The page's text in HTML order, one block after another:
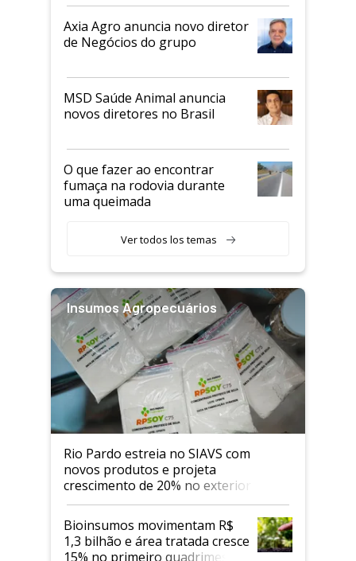
Axia Agro anuncia novo diretor
de Negócios do grupo
MSD Saúde Animal anuncia
novos diretores no Brasil
O que fazer ao encontrar
fumaça na rodovia durante
uma queimada
Ver todos los temas
Insumos Agropecuários
Rio Pardo estreia no SIAVS com
novos produtos e projeta
crescimento de 20% no exterior
Bioinsumos movimentam R$
1,3 bilhão e área tratada cresce
15% no primeiro quadrimestre